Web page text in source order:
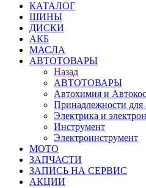
КАТАЛОГ
ШИНЫ
ДИСКИ
АКБ
МАСЛА
АВТОТОВАРЫ
Назад
АВТОТОВАРЫ
Автохимия и
Принадлежности для
Электрика и
Инструмент
Электроинструмент
МОТО
ЗАПЧАСТИ
ЗАПИСЬ НА СЕРВИС
АКЦИИ